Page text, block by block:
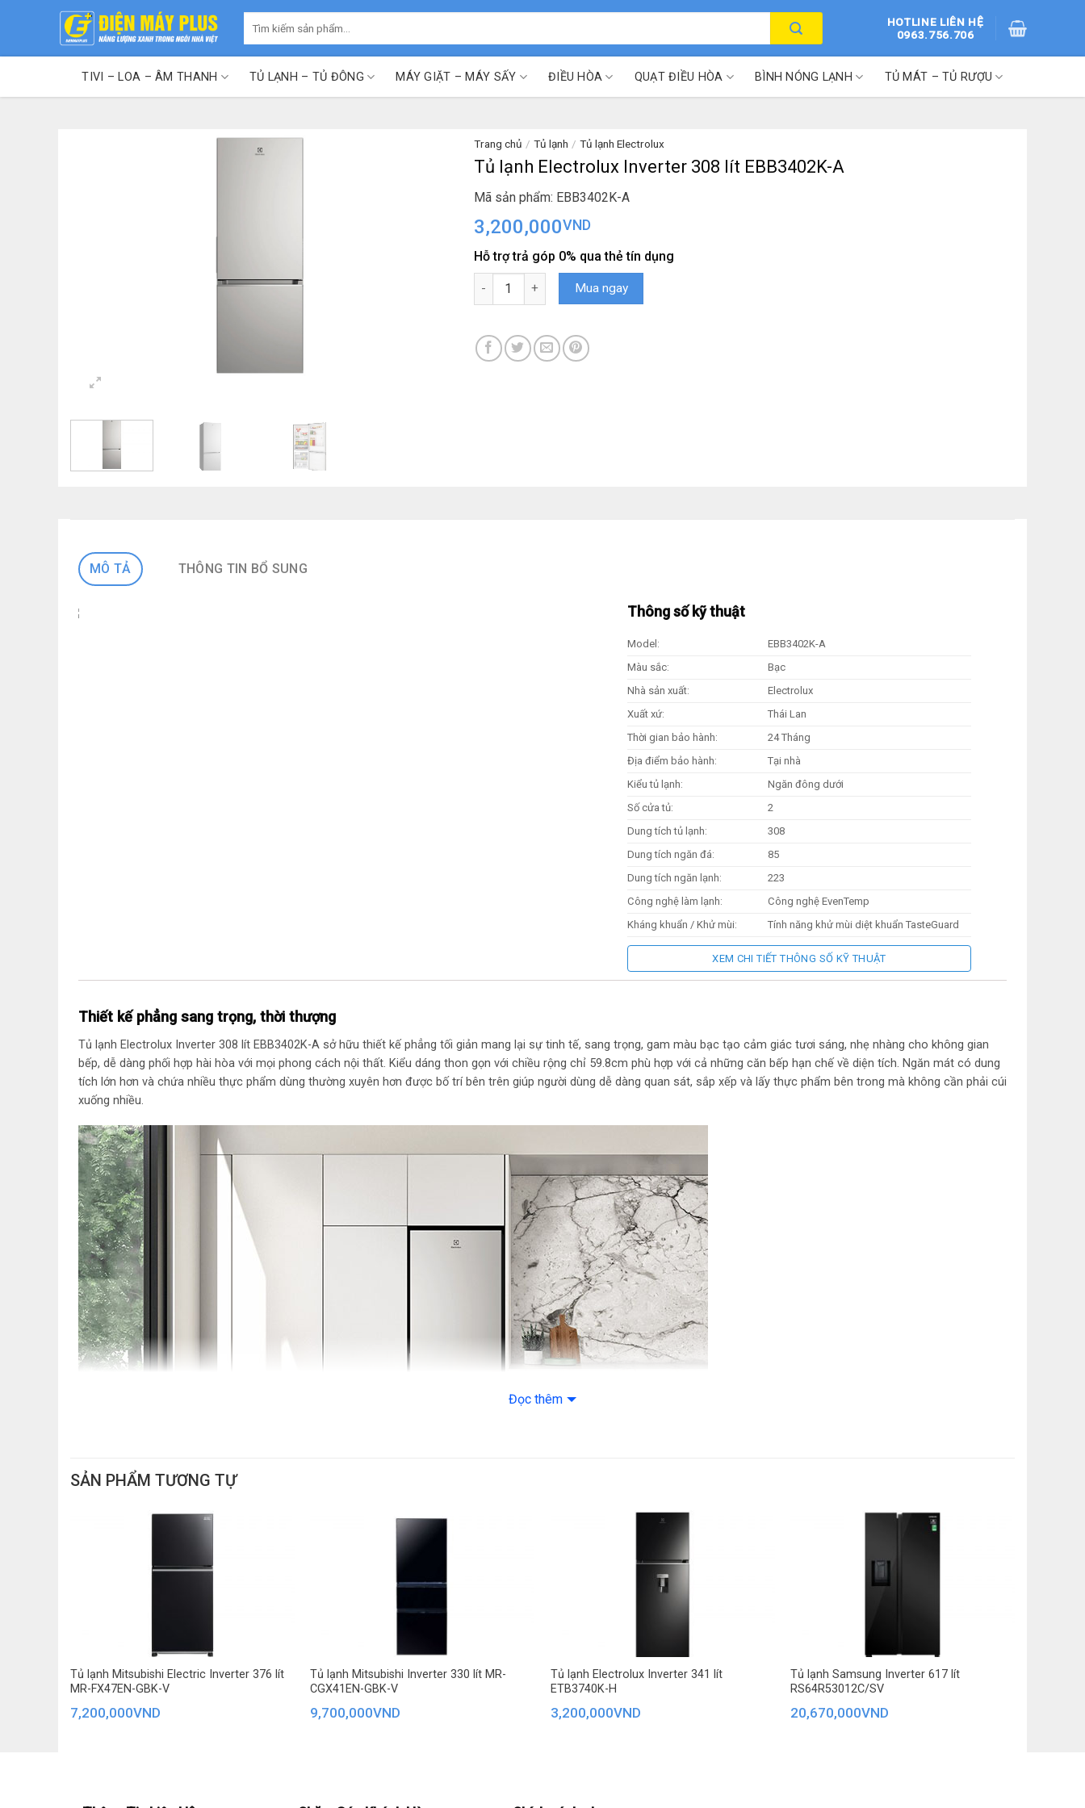
kiếm:
HOTLINE LIÊN HỆ
0963.756.706
TIVI – LOA – ÂM THANH TỦ LẠNH – TỦ ĐÔNG MÁY GIẶT – MÁY SẤY ĐIỀU HÒA QUẠT ĐIỀU HÒA BÌNH NÓNG LẠNH TỦ MÁT – TỦ RƯỢU
Trang chủ / Tủ lạnh / Tủ lạnh Electrolux
Tủ lạnh Electrolux Inverter 308 lít EBB3402K-A
Mã sản phẩm: EBB3402K-A
3,200,000VND
Hỗ trợ trả góp 0% qua thẻ tín dụng
Tủ lạnh Electrolux Inverter 308 lít EBB3402K-A số lượng
Mua ngay
MÔ TẢ THÔNG TIN BỔ SUNG
Thông số kỹ thuật
Model:
EBB3402K-A
Màu sắc:
Bạc
Nhà sản xuất:
Electrolux
Xuất xứ:
Thái Lan
Thời gian bảo hành:
24 Tháng
Địa điểm bảo hành:
Tại nhà
Kiểu tủ lạnh:
Ngăn đông dưới
Số cửa tủ:
2
Dung tích tủ lạnh:
308
Dung tích ngăn đá:
85
Dung tích ngăn lạnh:
223
Công nghệ làm lạnh:
Công nghệ EvenTemp
Kháng khuẩn / Khử mùi:
Tính năng khử mùi diệt khuẩn TasteGuard
Công nghệ Inverter:
Công nghệ NutriFresh Inverter
Chất liệu bên ngoài:
Kim loại
Chiều sâu:
575 mm
Khối lượng sản phẩm (kg):
52.5 kg
XEM CHI TIẾT THÔNG SỐ KỸ THUẬT
Thiết kế phẳng sang trọng, thời thượng
Tủ lạnh Electrolux Inverter 308 lít EBB3402K-A sở hữu thiết kế phẳng tối giản mang lại sự tinh tế, sang trọng, gam màu bạc tạo cảm giác tươi sáng, nhẹ nhàng cho không gian
bếp, dễ dàng phối hợp hài hòa với mọi phong cách nội thất. Kiểu dáng thon gọn với chiều rộng chỉ 59.8cm phù hợp với cả những căn bếp hạn chế về diện tích. Ngăn mát có dung
tích lớn hơn và chứa nhiều thực phẩm dùng thường xuyên hơn được bố trí bên trên giúp người dùng dễ dàng quan sát, sắp xếp và lấy thực phẩm bên trong mà không cần phải cúi
xuống nhiều.
Thịt cá tươi mềm suốt 7 ngày với ngăn TasteSeal
Bên trong ngăn mát của chiếc tủ lạnh này, Electrolux đã tích hợp thêm 1 ngăn TasteSeal khép kín với khay kim loại cao cấp tạo ra một không gian lưu trữ lý tưởng ở mức nhiệt
ổn định -2°C. Ở nhiệt độ này, thực phẩm sẽ được bảo quản ở trạng thái đông mềm đảm bảo giữ được độ tươi ngon, trọn vẹn hương vị ban đầu mà không cần đông đá, không
Đọc thêm
SẢN PHẨM TƯƠNG TỰ
Tủ lạnh Mitsubishi Electric Inverter 376 lít
MR-FX47EN-GBK-V
7,200,000VND
Tủ lạnh Mitsubishi Inverter 330 lít MR-
CGX41EN-GBK-V
9,700,000VND
Tủ lạnh Electrolux Inverter 341 lít
ETB3740K-H
3,200,000VND
Tủ lạnh Samsung Inverter 617 lít
RS64R53012C/SV
20,670,000VND